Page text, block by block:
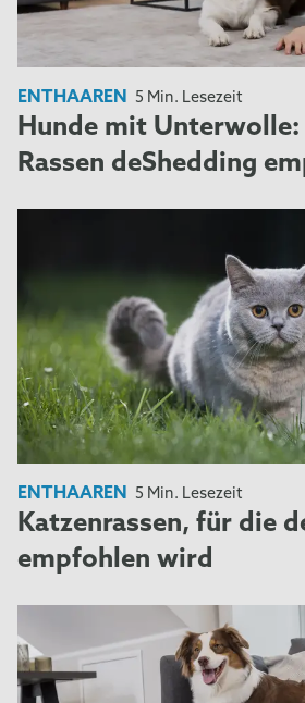
ENTHAAREN 5 Min. Lesezeit
Hunde mit
Rassen deShedding
ENTHAAREN 5 Min. Lesezeit
Katzenrassen, für die
empfohlen wird